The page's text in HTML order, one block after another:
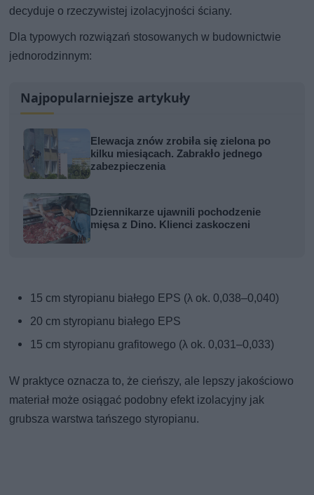
decyduje o rzeczywistej izolacyjności ściany.
Dla typowych rozwiązań stosowanych w budownictwie
jednorodzinnym:
Najpopularniejsze artykuły
Elewacja znów zrobiła się zielona po
kilku miesiącach. Zabrakło jednego
zabezpieczenia
Dziennikarze ujawnili pochodzenie
mięsa z Dino. Klienci zaskoczeni
15 cm styropianu białego EPS (λ ok. 0,038–0,040)
20 cm styropianu białego EPS
15 cm styropianu grafitowego (λ ok. 0,031–0,033)
W praktyce oznacza to, że cieńszy, ale lepszy jakościowo
materiał może osiągać podobny efekt izolacyjny jak
grubsza warstwa tańszego styropianu.